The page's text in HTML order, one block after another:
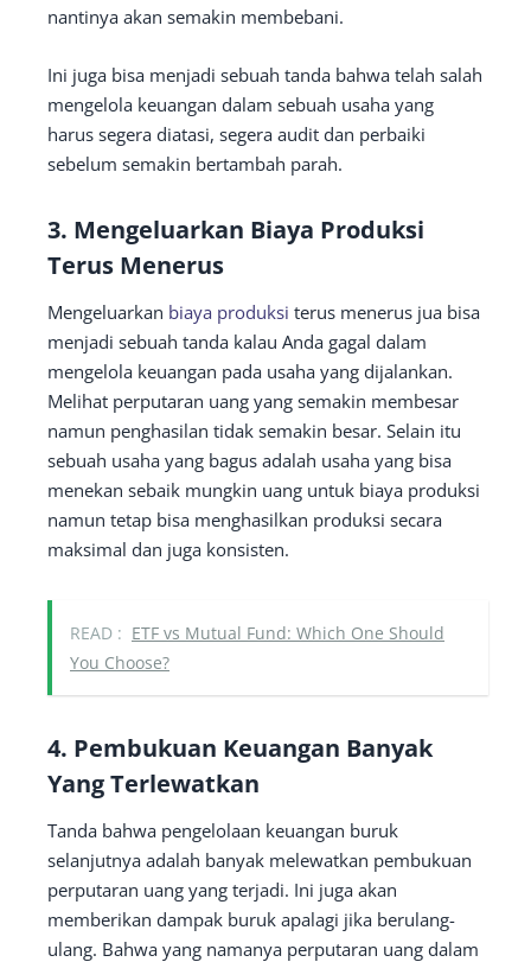
nantinya akan semakin membebani.
Ini juga bisa menjadi sebuah tanda bahwa telah salah
mengelola keuangan dalam sebuah usaha yang
harus segera diatasi, segera audit dan perbaiki
sebelum semakin bertambah parah.
3. Mengeluarkan Biaya Produksi
Terus Menerus
Mengeluarkan biaya produksi terus menerus jua bisa
menjadi sebuah tanda kalau Anda gagal dalam
mengelola keuangan pada usaha yang dijalankan.
Melihat perputaran uang yang semakin membesar
namun penghasilan tidak semakin besar. Selain itu
sebuah usaha yang bagus adalah usaha yang bisa
menekan sebaik mungkin uang untuk biaya produksi
namun tetap bisa menghasilkan produksi secara
maksimal dan juga konsisten.
READ : ETF vs Mutual Fund: Which One Should
You Choose?
4. Pembukuan Keuangan Banyak
Yang Terlewatkan
Tanda bahwa pengelolaan keuangan buruk
selanjutnya adalah banyak melewatkan pembukuan
perputaran uang yang terjadi. Ini juga akan
memberikan dampak buruk apalagi jika berulang-
ulang. Bahwa yang namanya perputaran uang dalam